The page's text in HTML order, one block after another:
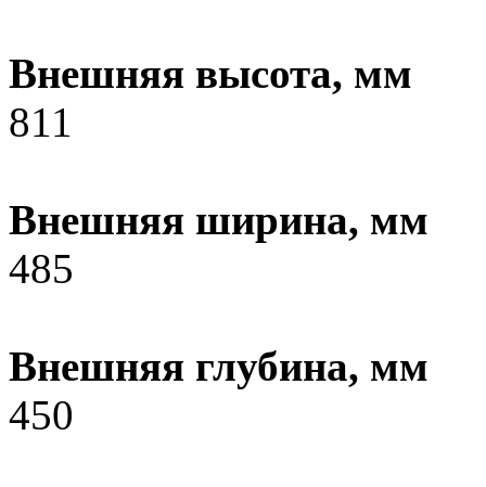
Внешняя высота, мм
811
Внешняя ширина, мм
485
Внешняя глубина, мм
450